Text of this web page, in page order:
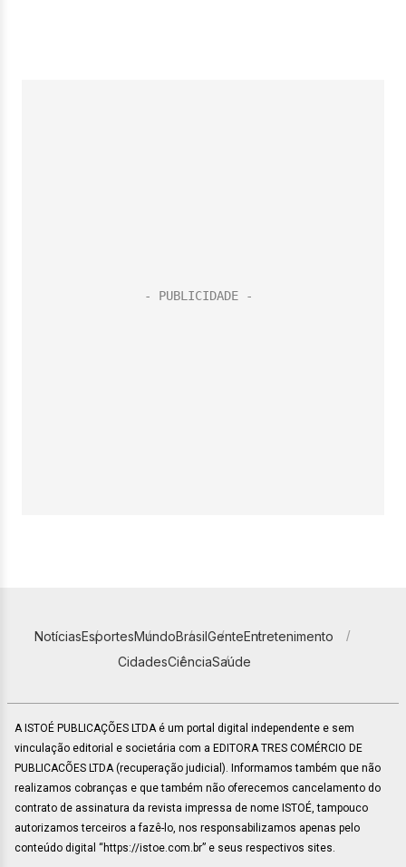
NotíciasEsportesMundoBrasilGenteEntretenimento
CidadesCiênciaSaúde
A ISTOÉ PUBLICAÇÕES LTDA é um portal digital independente e sem
vinculação editorial e societária com a EDITORA TRES COMÉRCIO DE
PUBLICACÕES LTDA (recuperação judicial). Informamos também que não
realizamos cobranças e que também não oferecemos cancelamento do
contrato de assinatura da revista impressa de nome ISTOÉ, tampouco
autorizamos terceiros a fazê-lo, nos responsabilizamos apenas pelo
conteúdo digital “https://istoe.com.br” e seus respectivos sites.